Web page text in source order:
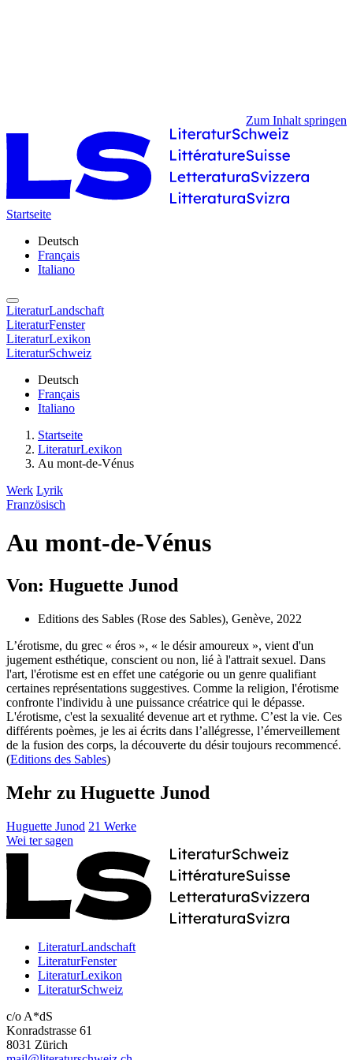
Zum Inhalt springen
Startseite
Deutsch
Français
Italiano
LiteraturLandschaft
LiteraturFenster
LiteraturLexikon
LiteraturSchweiz
Deutsch
Français
Italiano
Startseite
LiteraturLexikon
Au mont-de-Vénus
Werk Lyrik
Französisch
Au mont-de-Vénus
Von: Huguette Junod
Editions des Sables (Rose des Sables), Genève, 2022
L’érotisme, du grec « éros », « le désir amoureux », vient d'un
jugement esthétique, conscient ou non, lié à l'attrait sexuel. Dans
l'art, l'érotisme est en effet une catégorie ou un genre qualifiant
certaines représentations suggestives. Comme la religion, l'érotisme
confronte l'individu à une puissance créatrice qui le dépasse.
L'érotisme, c'est la sexualité devenue art et rythme. C’est la vie. Ces
différents poèmes, je les ai écrits dans l’allégresse, l’émerveillement
de la fusion des corps, la découverte du désir toujours recommencé.
(Editions des Sables)
Mehr zu Huguette Junod
Huguette Junod 21 Werke
Wei ter sagen
LiteraturLandschaft
LiteraturFenster
LiteraturLexikon
LiteraturSchweiz
c/o A*dS
Konradstrasse 61
8031 Zürich